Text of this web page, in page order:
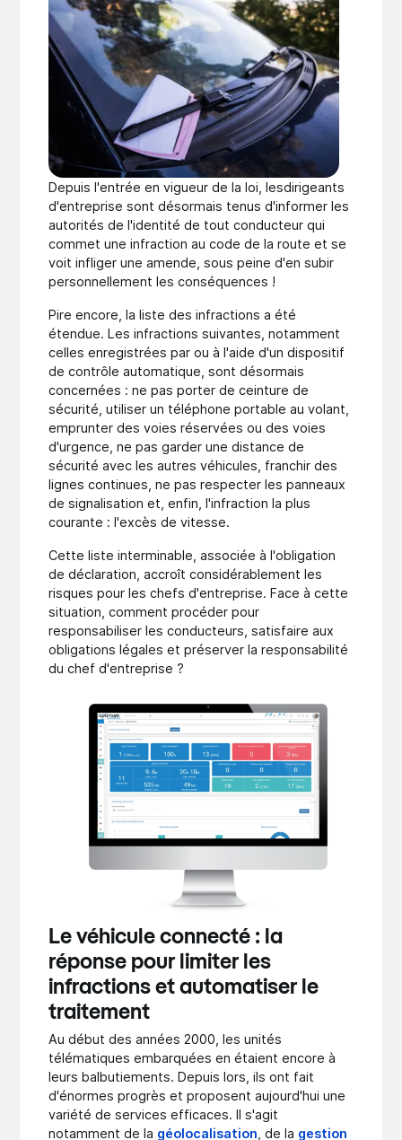
Depuis l'entrée en vigueur de la loi, lesdirigeants
d'entreprise sont désormais tenus d'informer les
autorités de l'identité de tout conducteur qui
commet une infraction au code de la route et se
voit infliger une amende, sous peine d'en subir
personnellement les conséquences !
Pire encore, la liste des infractions a été
étendue. Les infractions suivantes, notamment
celles enregistrées par ou à l'aide d'un dispositif
de contrôle automatique, sont désormais
concernées : ne pas porter de ceinture de
sécurité, utiliser un téléphone portable au volant,
emprunter des voies réservées ou des voies
d'urgence, ne pas garder une distance de
sécurité avec les autres véhicules, franchir des
lignes continues, ne pas respecter les panneaux
de signalisation et, enfin, l'infraction la plus
courante : l'excès de vitesse.
Cette liste interminable, associée à l'obligation
de déclaration, accroît considérablement les
risques pour les chefs d'entreprise. Face à cette
situation, comment procéder pour
responsabiliser les conducteurs, satisfaire aux
obligations légales et préserver la responsabilité
du chef d'entreprise ?
Le véhicule connecté : la
réponse pour limiter les
infractions et automatiser le
traitement
Au début des années 2000, les unités
télématiques embarquées en étaient encore à
leurs balbutiements. Depuis lors, ils ont fait
d'énormes progrès et proposent aujourd'hui une
variété de services efficaces. Il s'agit
notamment de la géolocalisation , de la gestion